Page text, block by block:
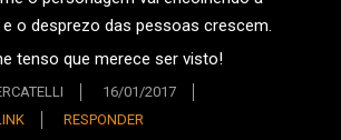
o desprezo das pessoas crescem.
tenso que merece ser visto!
16/01/2017
RESPONDER